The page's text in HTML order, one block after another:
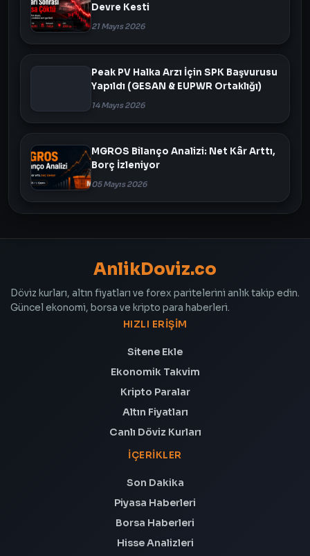
Devre Kesti
21 Mayıs 2026
Peak PV Halka Arzı İçin SPK Başvurusu
Yapıldı (GESAN & EUPWR Ortaklığı)
14 Mayıs 2026
MGROS Bilanço Analizi: Net Kâr Arttı,
Borç İzleniyor
05 Mayıs 2026
AnlikDoviz.co
Döviz kurları, altın fiyatları ve forex paritelerini anlık takip edin.
Güncel ekonomi, borsa ve kripto para haberleri.
HIZLI ERIŞIM
Sitene Ekle
Ekonomik Takvim
Kripto Paralar
Altın Fiyatları
Canlı Döviz Kurları
İÇERIKLER
Son Dakika
Piyasa Haberleri
Borsa Haberleri
Hisse Analizleri